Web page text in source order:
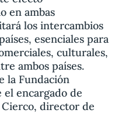
en ambas
los intercambios
esenciales para
culturales,
ambos países.
la Fundación
el encargado de
director de